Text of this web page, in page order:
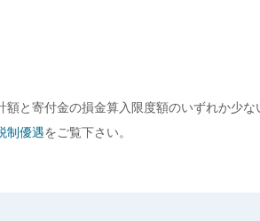
と寄付金の損金算入限度額のいずれか少な
制優遇をご覧下さい。